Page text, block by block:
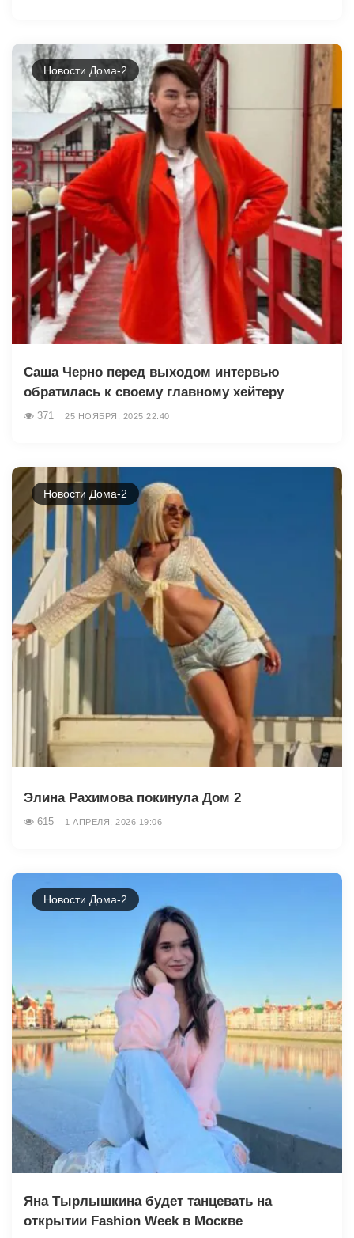
Новости Дома-2
Саша Черно перед выходом интервью
обратилась к своему главному хейтеру
371 25 НОЯБРЯ, 2025 22:40
Новости Дома-2
Элина Рахимова покинула Дом 2
615 1 АПРЕЛЯ, 2026 19:06
Новости Дома-2
Яна Тырлышкина будет танцевать на
открытии Fashion Week в Москве